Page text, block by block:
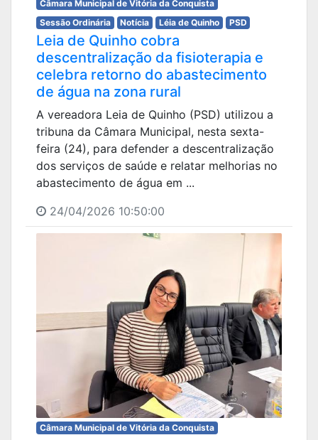
Câmara Municipal de Vitória da Conquista
Sessão Ordinária
Notícia Léia de Quinho PSD
Leia de Quinho cobra
descentralização da fisioterapia e
celebra retorno do abastecimento
de água na zona rural
A vereadora Leia de Quinho (PSD) utilizou a
tribuna da Câmara Municipal, nesta sexta-
feira (24), para defender a descentralização
dos serviços de saúde e relatar melhorias no
abastecimento de água em ...
24/04/2026 10:50:00
Câmara Municipal de Vitória da Conquista